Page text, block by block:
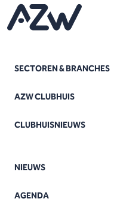
SECTOREN & BRANCHES
AZW CLUBHUIS
CLUBHUISNIEUWS
NIEUWS
AGENDA